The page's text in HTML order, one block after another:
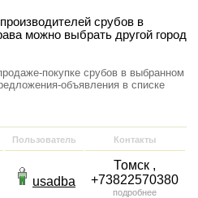
срубов в
можно выбрать другой город
покупке срубов в выбранном
объявления в списке
Пользователь Контакты
usadba
Томск ,
+73822570380
подробнее